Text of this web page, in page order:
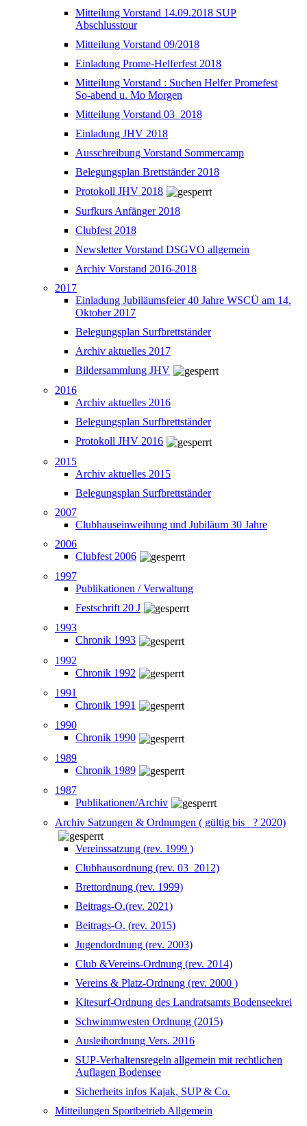
Mitteilung Vorstand 14.09.2018 SUP
Abschlusstour
Mitteilung Vorstand 09/2018
Einladung Prome-Helferfest 2018
Mitteilung Vorstand : Suchen Helfer Promefest
So-abend u. Mo Morgen
Mitteilung Vorstand 03_2018
Einladung JHV 2018
Ausschreibung Vorstand Sommercamp
Belegungsplan Brettständer 2018
Protokoll JHV 2018
Surfkurs Anfänger 2018
Clubfest 2018
Newsletter Vorstand DSGVO allgemein
Archiv Vorstand 2016-2018
2017
Einladung Jubiläumsfeier 40 Jahre WSCÜ am 14.
Oktober 2017
Belegungsplan Surfbrettständer
Archiv aktuelles 2017
Bildersammlung JHV
2016
Archiv aktuelles 2016
Belegungsplan Surfbrettständer
Protokoll JHV 2016
2015
Archiv aktuelles 2015
Belegungsplan Surfbrettständer
2007
Clubhauseinweihung und Jubiläum 30 Jahre
2006
Clubfest 2006
1997
Publikationen / Verwaltung
Festschrift 20 J
1993
Chronik 1993
1992
Chronik 1992
1991
Chronik 1991
1990
Chronik 1990
1989
Chronik 1989
1987
Publikationen/Archiv
Archiv Satzungen & Ordnungen ( gültig bis _? 2020)
Vereinssatzung (rev. 1999 )
Clubhausordnung (rev. 03_2012)
Brettordnung (rev. 1999)
Beitrags-O.(rev. 2021)
Beitrags-O. (rev. 2015)
Jugendordnung (rev. 2003)
Club &Vereins-Ordnung (rev. 2014)
Vereins & Platz-Ordnung (rev. 2000 )
Kitesurf-Ordnung des Landratsamts Bodenseekrei
Schwimmwesten Ordnung (2015)
Ausleihordnung Vers. 2016
SUP-Verhaltensregeln allgemein mit rechtlichen
Auflagen Bodensee
Sicherheits infos Kajak, SUP & Co.
Mitteilungen Sportbetrieb Allgemein